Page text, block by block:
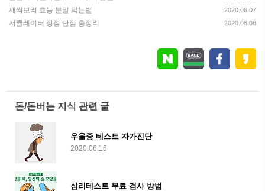
새싹보리 효능 분말 먹는법 2020.06.07
서큘레이터 장점 단점 총정리 2020.06.06
돈/돈버는 지식 관련 글
우울증 테스트 자가진단
2020.06.16
심리테스트 무료 검사 방법